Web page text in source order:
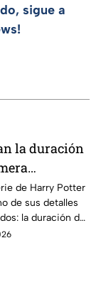
sigue a
la duración
de Harry
a
los libros
de Harry Potter
de sus detalles
la duración de
basada